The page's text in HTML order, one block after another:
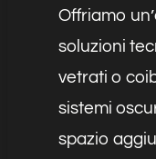
Offriamo
soluzioni
vetrati o
sistemi
spazio